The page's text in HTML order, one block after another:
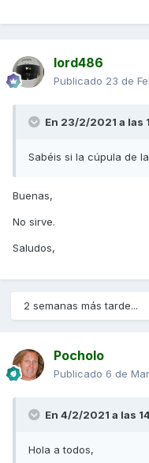
lord486
Publicado 23 de
En 23/2/2021 a las
Sabéis si la cúpula de
Buenas,
No sirve.
Saludos,
2 semanas más tarde...
Pocholo
Publicado 6 de
En 4/2/2021 a las
Hola a todos,